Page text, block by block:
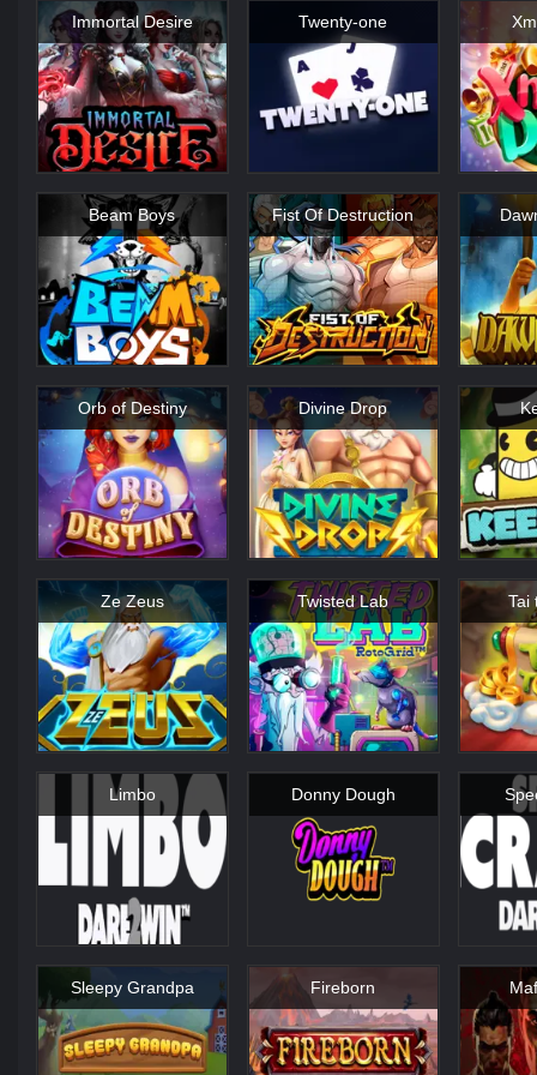
Immortal Desire Twenty-one
Beam Boys Fist Of Destruction
Orb of Destiny Divine Drop
Ze Zeus Twisted Lab Tai
Limbo Donny Dough
Sleepy Grandpa Fireborn